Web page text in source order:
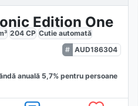
Edition One
204 CP Cutie automată
AUD186304
anuală 5,7% pentru persoane